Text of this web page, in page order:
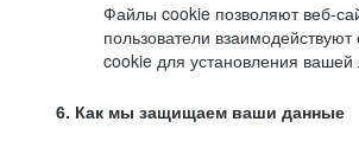
Файлы cookie позволяют веб-
пользователи
cookie для установления вашей
6. Как мы защищаем ваши данные